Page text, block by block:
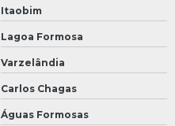
Itaobim
Lagoa Formosa
Varzelândia
Carlos Chagas
Águas Formosas